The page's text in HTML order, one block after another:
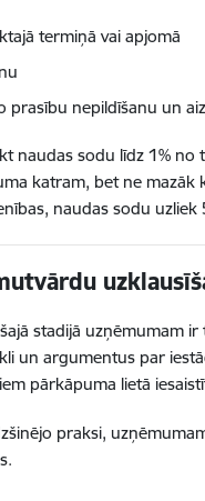
termiņā vai apjomā
prasību nepildīšanu un
naudas sodu līdz 1%
katram, bet ne
naudas sodu
stadijā uzņēmumam
un argumentus par
pārkāpuma lietā
praksi,